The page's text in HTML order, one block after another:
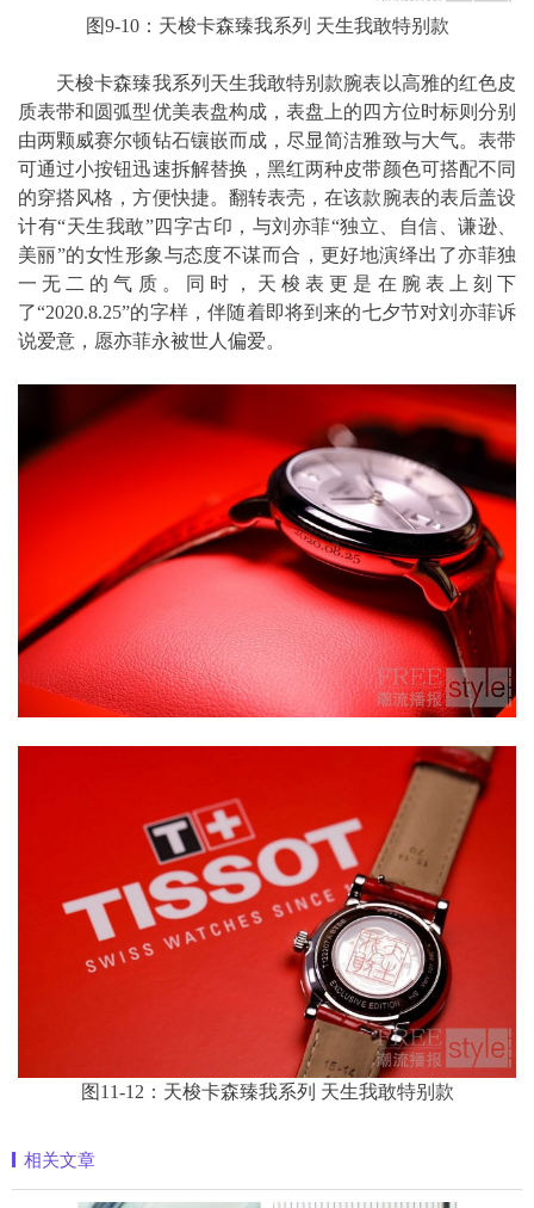
图9-10：天梭卡森臻我系列 天生我敢特别款
天梭卡森臻我系列天生我敢特别款腕表以高雅的红色皮
质表带和圆弧型优美表盘构成，表盘上的四方位时标则分别
由两颗威赛尔顿钻石镶嵌而成，尽显简洁雅致与大气。表带
可通过小按钮迅速拆解替换，黑红两种皮带颜色可搭配不同
的穿搭风格，方便快捷。翻转表壳，在该款腕表的表后盖设
计有“天生我敢”四字古印，与刘亦菲“独立、自信、谦逊、
美丽”的女性形象与态度不谋而合，更好地演绎出了亦菲独
一无二的气质。同时，天梭表更是在腕表上刻下
了“2020.8.25”的字样，伴随着即将到来的七夕节对刘亦菲诉
说爱意，愿亦菲永被世人偏爱。
图11-12：天梭卡森臻我系列 天生我敢特别款
相关文章